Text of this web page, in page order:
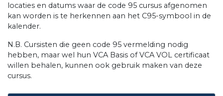
locaties en datums waar de code 95 cursus afgenomen
kan worden is te herkennen aan het C95-symbool in de
kalender.
N.B. Cursisten die geen code 95 vermelding nodig
hebben, maar wel hun VCA Basis of VCA VOL certificaat
willen behalen, kunnen ook gebruik maken van deze
cursus.